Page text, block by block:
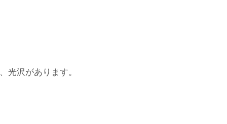
沢があります。